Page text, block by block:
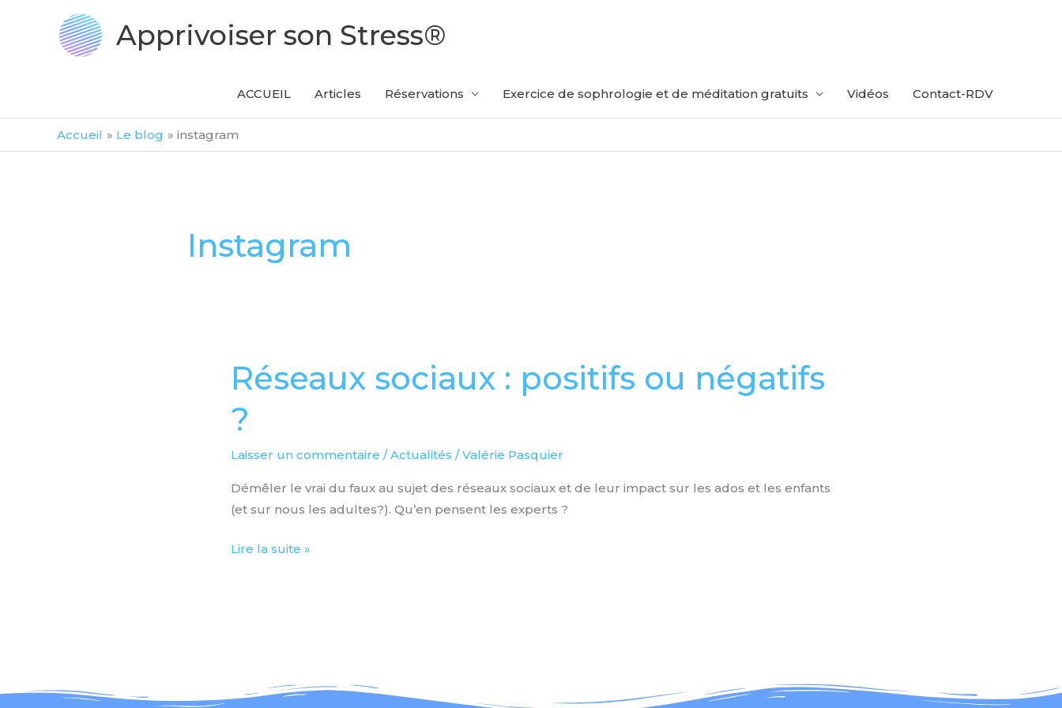
Apprivoiser son Stress®
ACCUEIL Articles Réservations Exercice de sophrologie et de méditation gratuits Vidéos Contact-RDV
Accueil Le blog instagram
Instagram
Réseaux sociaux : positifs ou négatifs
?
Laisser un commentaire /Actualités /Valérie Pasquier
Démêler le vrai du faux au sujet des réseaux sociaux et de leur impact sur les ados et les enfants
(et sur nous les adultes?). Qu’en pensent les experts ?
Réseaux
sociaux
:
positifs
ou
?
Lire la suite »